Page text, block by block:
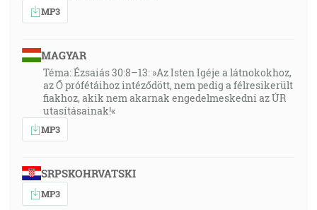
17]
A keď toto porušiteľné oblečie neporušiteľnosť, a toto
smrteľné oblečie nesmrteľnosť, vtedy sa naplní slovo,
ktoré je napísané: Smrť je pohltená vo víťazstvo. [1Kor
15:54]
43:16
a budem vyhľadávať svoje stádo z ich ruky a učiním
koniec ich paseniu stáda, ani nebudú tí pastieri viacej
MP3
MAGYAR
Téma: Ézsaiás 30:8–13: »Az Isten Igéje a látnokokhoz,
az Ő prófétáihoz intéződött, nem pedig a félresikerült
fiakhoz, akik nem akarnak engedelmeskedni az ÚR
utasításainak!«
MP3
SRPSKOHRVATSKI
MP3